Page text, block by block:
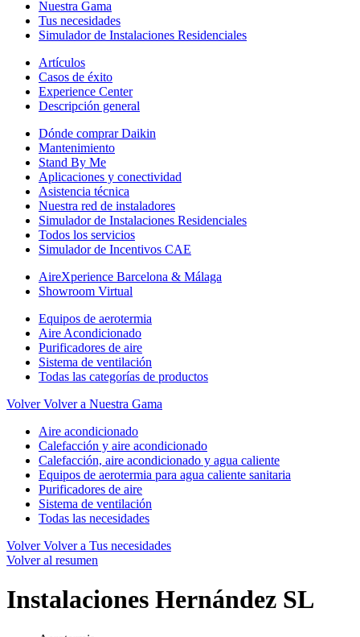
Nuestra Gama
Tus necesidades
Simulador de Instalaciones Residenciales
Artículos
Casos de éxito
Experience Center
Descripción general
Dónde comprar Daikin
Mantenimiento
Stand By Me
Aplicaciones y conectividad
Asistencia técnica
Nuestra red de instaladores
Simulador de Instalaciones Residenciales
Todos los servicios
Simulador de Incentivos CAE
AireXperience Barcelona & Málaga
Showroom Virtual
Equipos de aerotermia
Aire Acondicionado
Purificadores de aire
Sistema de ventilación
Todas las categorías de productos
Volver Volver a Nuestra Gama
Aire acondicionado
Calefacción y aire acondicionado
Calefacción, aire acondicionado y agua caliente
Equipos de aerotermia para agua caliente sanitaria
Purificadores de aire
Sistema de ventilación
Todas las necesidades
Volver Volver a Tus necesidades
Volver al resumen
Instalaciones Hernández SL